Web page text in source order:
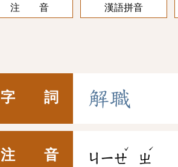
注 音 漢語拼音
字 詞 解職
注 音 ㄐㄧㄝ
ˇ
ㄓ
ˊ